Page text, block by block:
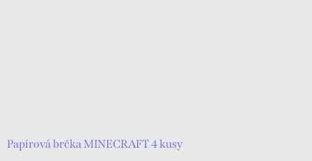
Papírová brčka MINECRAFT 4 kusy